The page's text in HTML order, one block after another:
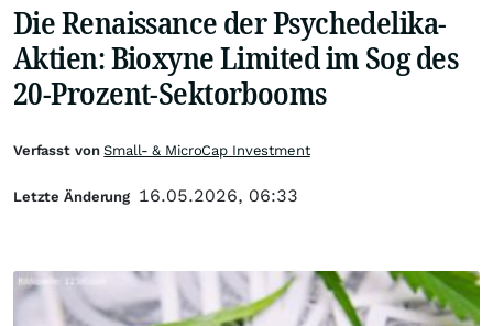
Die Renaissance der Psychedelika-
Aktien: Bioxyne Limited im Sog des
20-Prozent-Sektorbooms
Verfasst vonSmall- & MicroCap Investment
Letzte Änderung 16.05.2026, 06:33